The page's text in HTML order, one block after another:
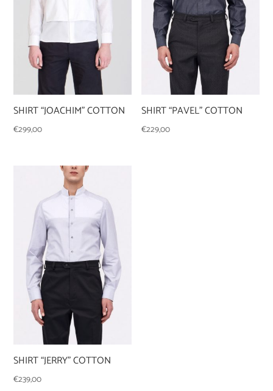
SHIRT “JOACHIM” COTTON
€299,00
SHIRT “PAVEL” COTTON
€229,00
SHIRT “JERRY” COTTON
€239,00